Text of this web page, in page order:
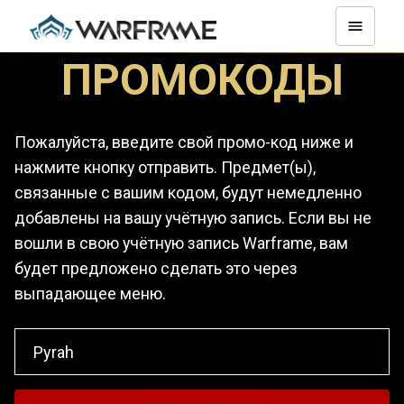
ПРОМОКОДЫ
Пожалуйста, введите свой промо-код ниже и
нажмите кнопку отправить. Предмет(ы),
связанные с вашим кодом, будут немедленно
добавлены на вашу учётную запись. Если вы не
вошли в свою учётную запись Warframe, вам
будет предложено сделать это через
выпадающее меню.